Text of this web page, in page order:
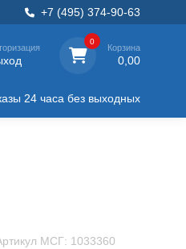
+7 (495) 374-90-63
0
Корзина
0,00
24 часа без выходных
МСГ: 1033360